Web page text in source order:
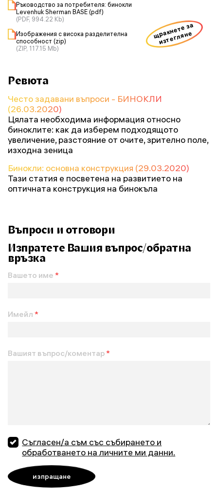
Ръководство за потребителя: бинокли
Levenhuk Sherman BASE (pdf)
(PDF, 994.22 Kb)
Изображения с висока разделителна
способност (zip)
(ZIP, 117.15 Mb)
щракнете за
изтегляне
Ревюта
Често задавани въпроси - БИНОКЛИ
(26.03.2020)
Цялата необходима информация относно
биноклите: как да изберем подходящото
увеличение, разстояние от очите, зрително поле,
изходна зеница
Бинокли: основна конструкция (29.03.2020)
Тази статия е посветена на развитието на
оптичната конструкция на бинокъла
Въпроси и отговори
Изпратете Вашия въпрос/обратна
връзка
Вашето име *
Имейл *
Вашият въпрос/коментар*
Съгласен/а съм със събирането и
обработването на личните ми данни.